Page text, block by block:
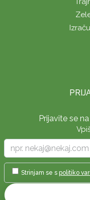
Prijavite se
Strinjam se s politiko